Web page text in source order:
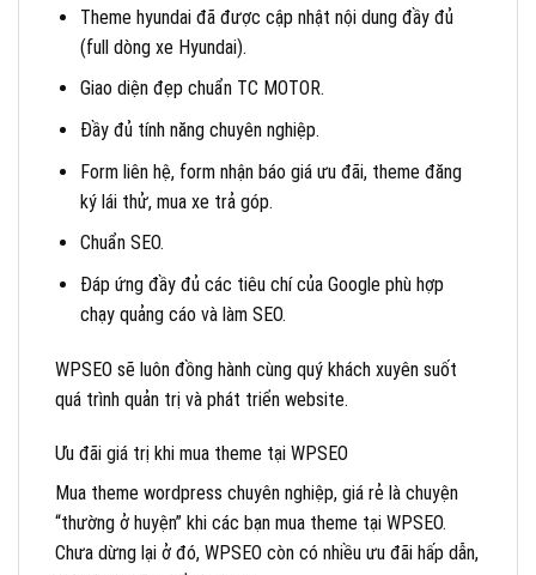
Theme hyundai đã được cập nhật nội dung đầy đủ
(full dòng xe Hyundai).
Giao diện đẹp chuẩn TC MOTOR.
Đầy đủ tính năng chuyên nghiệp.
Form liên hệ, form nhận báo giá ưu đãi, theme đăng
ký lái thử, mua xe trả góp.
Chuẩn SEO.
Đáp ứng đầy đủ các tiêu chí của Google phù hợp
chạy quảng cáo và làm SEO.
WPSEO sẽ luôn đồng hành cùng quý khách xuyên suốt
quá trình quản trị và phát triển website.
Ưu đãi giá trị khi mua theme tại WPSEO
Mua theme wordpress chuyên nghiệp, giá rẻ là chuyện
“thường ở huyện” khi các bạn mua theme tại WPSEO.
Chưa dừng lại ở đó, WPSEO còn có nhiều ưu đãi hấp dẫn,